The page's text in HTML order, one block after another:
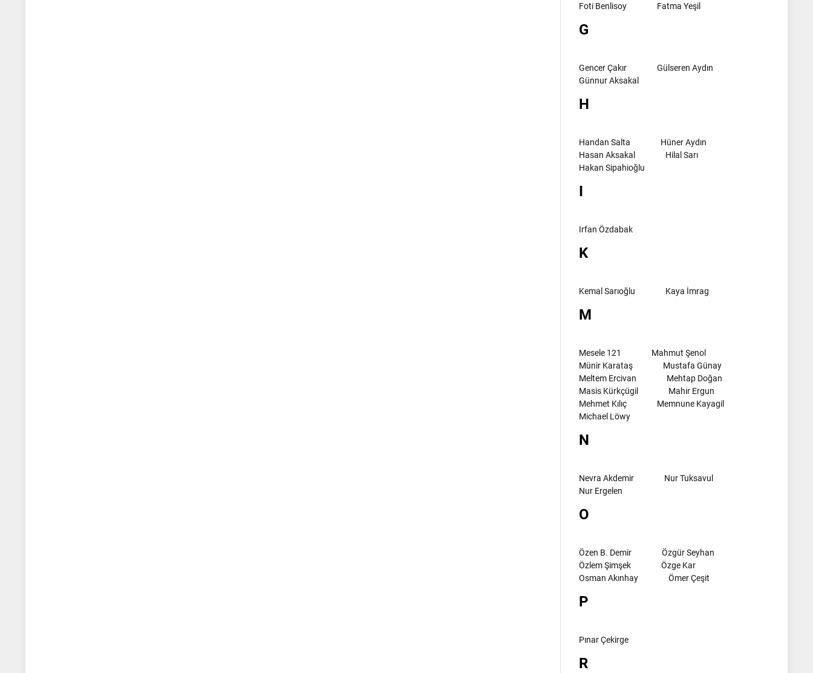
Foti Benlisoy
Fatma Yeşil
G
Gencer Çakır
Gülseren Aydın
Günnur Aksakal
H
Handan Salta
Hüner Aydın
Hasan Aksakal
Hilal Sarı
Hakan Sipahioğlu
I
Irfan Özdabak
K
Kemal Sarıoğlu Kaya İmrag
M
Mesele 121
Mahmut Şenol
Münir Karataş
Mustafa Günay
Meltem Ercivan
Mehtap Doğan
Masis Kürkçügil
Mahir Ergun
Mehmet Kılıç
Memnune Kayagil
Michael Löwy
N
Nevra Akdemir
Nur Tuksavul
Nur Ergelen
O
Özen B. Demir
Özgür Seyhan
Özlem Şimşek
Özge Kar
Osman Akınhay
Ömer Çeşit
P
Pınar Çekirge
R